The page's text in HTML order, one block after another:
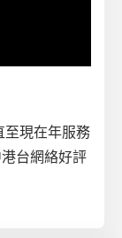
至現在年服務
台網絡好評